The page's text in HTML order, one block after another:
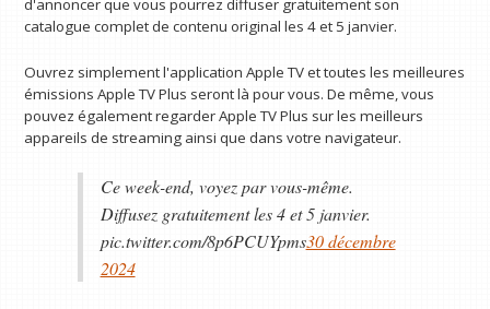
d'annoncer que vous pourrez diffuser gratuitement son
catalogue complet de contenu original les 4 et 5 janvier.
Ouvrez simplement l'application Apple TV et toutes les meilleures
émissions Apple TV Plus seront là pour vous. De même, vous
pouvez également regarder Apple TV Plus sur les meilleurs
appareils de streaming ainsi que dans votre navigateur.
Ce week-end, voyez par vous-même.
Diffusez gratuitement les 4 et 5 janvier.
pic.twitter.com/8p6PCUYpms30 décembre
2024